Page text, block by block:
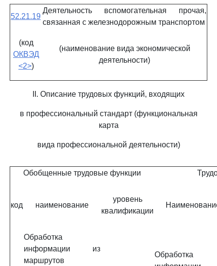
52.21.19
Деятельность вспомогательная прочая,
связанная с железнодорожным транспортом
(код
ОКВЭД
<2>)
(наименование вида экономической
деятельности)
II. Описание трудовых функций, входящих
в профессиональный стандарт (функциональная
карта
вида профессиональной деятельности)
Обобщенные трудовые функции
код наименование
уровень
квалификации
Обработка
информации из
маршрутов
Обработка